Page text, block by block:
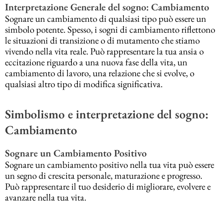
Interpretazione Generale del sogno: Cambiamento
Sognare un cambiamento di qualsiasi tipo può essere un
simbolo potente. Spesso, i sogni di cambiamento riflettono
le situazioni di transizione o di mutamento che stiamo
vivendo nella vita reale. Può rappresentare la tua ansia o
eccitazione riguardo a una nuova fase della vita, un
cambiamento di lavoro, una relazione che si evolve, o
qualsiasi altro tipo di modifica significativa.
Simbolismo e interpretazione del sogno:
Cambiamento
Sognare un Cambiamento Positivo
Sognare un cambiamento positivo nella tua vita può essere
un segno di crescita personale, maturazione e progresso.
Può rappresentare il tuo desiderio di migliorare, evolvere e
avanzare nella tua vita.